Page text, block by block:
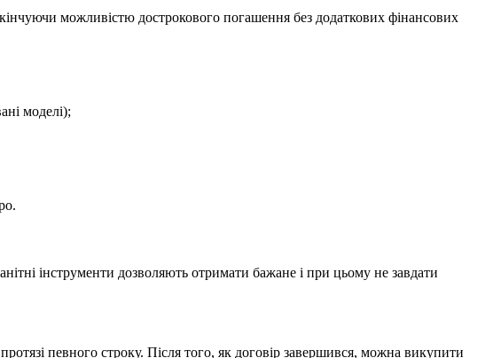
можливістю дострокового погашення без додаткових фінансових
моделі);
інструменти дозволяють отримати бажане і при цьому не завдати
певного строку. Після того, як договір завершився, можна викупити